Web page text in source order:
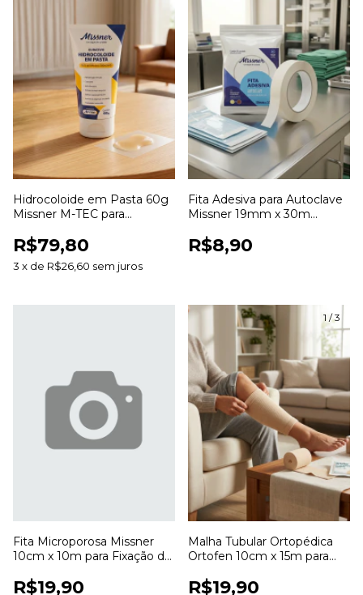
Hidrocoloide em Pasta 60g
Missner M-TEC para
Feridas
R$79,80
3 x de R$26,60 sem juros
Fita Adesiva para Autoclave
Missner 19mm x 30m
R$8,90
Fita Microporosa Missner
10cm x 10m para Fixação de
R$19,90
1 /3
Malha Tubular Ortopédica
Ortofen 10cm x 15m para
Curativos
R$19,90